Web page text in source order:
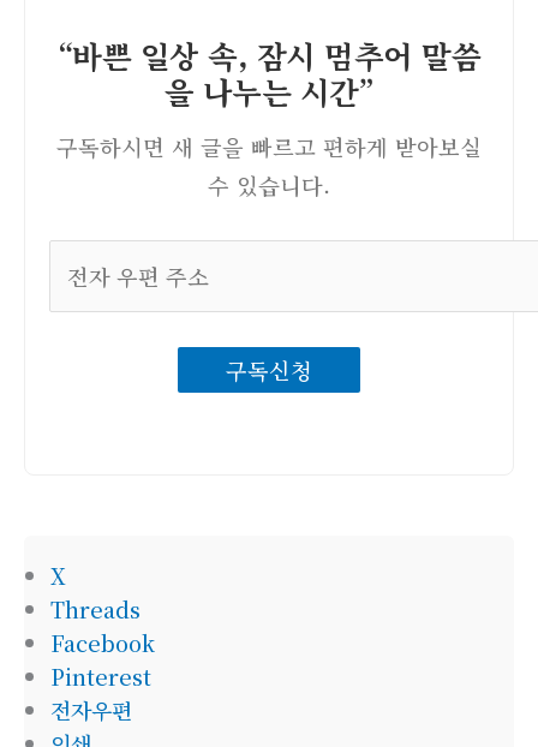
“바쁜 일상 속, 잠시 멈추어 말씀
을 나누는 시간”
구독하시면 새 글을 빠르고 편하게 받아보실
수 있습니다.
구독신청
X
Threads
Facebook
Pinterest
전자우편